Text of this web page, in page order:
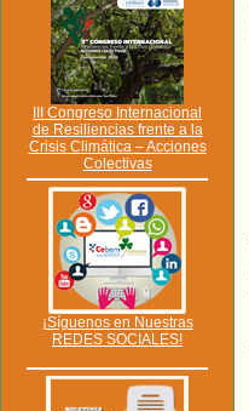
III Congreso Internacional
de Resiliencias frente a la
Crisis Climática – Acciones
Colectivas
¡Síguenos en Nuestras
REDES SOCIALES!